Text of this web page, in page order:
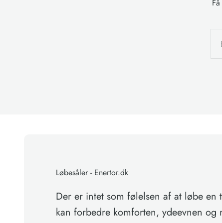
Løbesåler - Enertor.dk
Der er intet som følelsen af at løbe
kan forbedre komforten, ydeevnen